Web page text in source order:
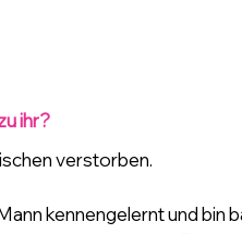
ihr?
verstorben.
kennengelernt und bin